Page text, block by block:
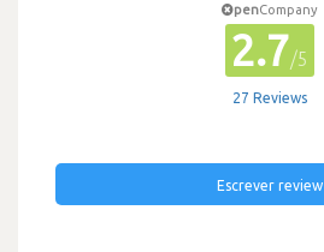
penCompany
2.7/5
27 Reviews
Escrever review